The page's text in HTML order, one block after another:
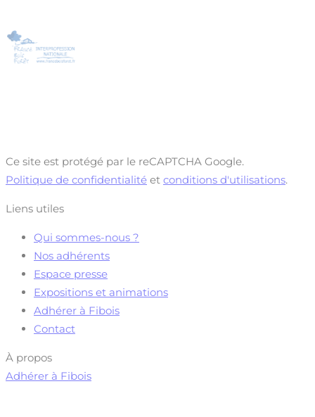
Ce site est protégé par le reCAPTCHA Google.
Politique de confidentialité et conditions d'utilisations.
Liens utiles
Qui sommes-nous ?
Nos adhérents
Espace presse
Expositions et animations
Adhérer à Fibois
Contact
À propos
Adhérer à Fibois